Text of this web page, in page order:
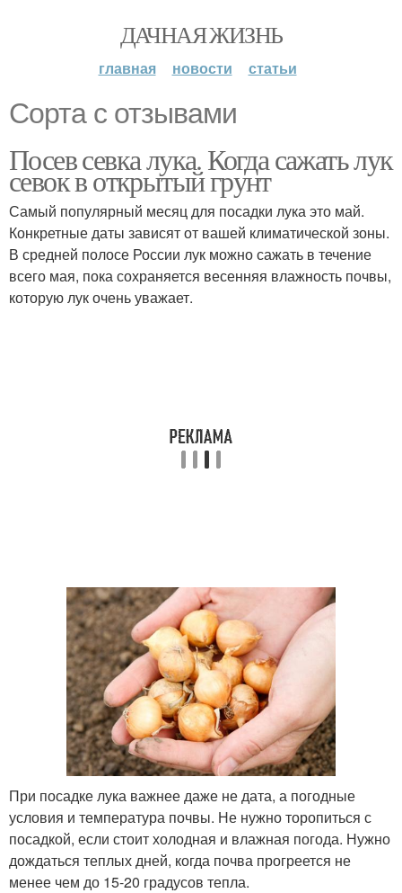
ДАЧНАЯ ЖИЗНЬ
главная новости статьи
Сорта с отзывами
Посев севка лука. Когда сажать лук
севок в открытый грунт
Самый популярный месяц для посадки лука это май.
Конкретные даты зависят от вашей климатической зоны.
В средней полосе России лук можно сажать в течение
всего мая, пока сохраняется весенняя влажность почвы,
которую лук очень уважает.
При посадке лука важнее даже не дата, а погодные
условия и температура почвы. Не нужно торопиться с
посадкой, если стоит холодная и влажная погода. Нужно
дождаться теплых дней, когда почва прогреется не
менее чем до 15-20 градусов тепла.